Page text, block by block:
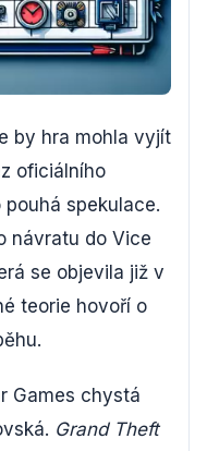
by hra mohla vyjít
oficiálního
spekulace.
návratu do Vice
se objevila již v
teorie hovoří o
Games chystá
Grand Theft